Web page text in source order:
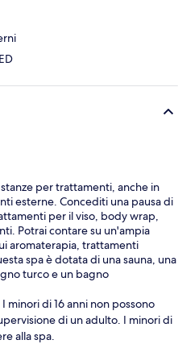
per trattamenti, anche in
esterne. Concediti una pausa di
per il viso, body wrap,
Potrai contare su un'ampia
aromaterapia, trattamenti
spa è dotata di una sauna, una
turco e un bagno
minori di 16 anni non possono
di un adulto. I minori di
alla spa.